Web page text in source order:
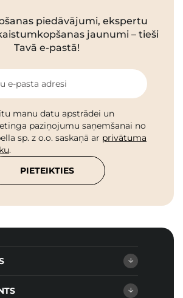
piedāvājumi, ekspertu
jaunumi – tieši
Tavā e-pastā!
e-pasta adresi
manu datu apstrādei un
paziņojumu saņemšanai no
sp. z o.o. saskaņā ar privātuma
.
PIETEIKTIES